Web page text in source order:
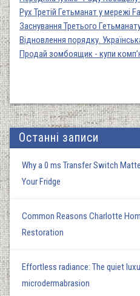
Рух Третій Гетьманат у мережі
Заснування Третього
Відновлення порядку.
Продай зомбоящик - купи
Останні записи
Why a 0 ms Transfer Switch
Your Fridge
Common Reasons Charlotte
Restoration
Effortless radiance: The quiet
microdermabrasion